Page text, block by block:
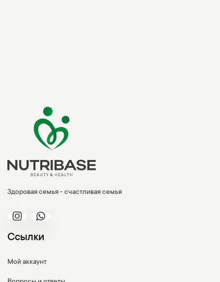
Здоровая семья - счастливая семья
Ссылки
Мой аккаунт